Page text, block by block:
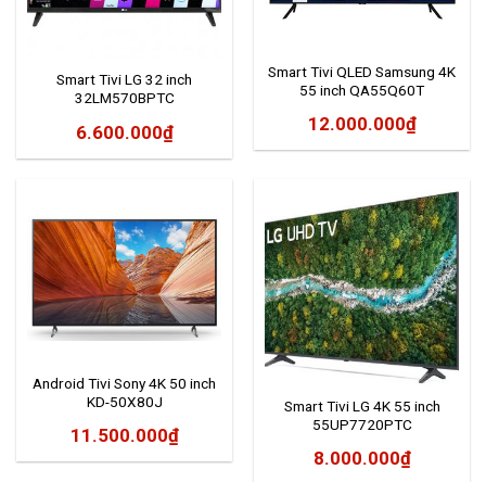
Smart Tivi LG 32 inch
32LM570BPTC
6.600.000₫
Smart Tivi QLED Samsung 4K
55 inch QA55Q60T
12.000.000₫
Android Tivi Sony 4K 50 inch
KD-50X80J
11.500.000₫
Smart Tivi LG 4K 55 inch
55UP7720PTC
8.000.000₫